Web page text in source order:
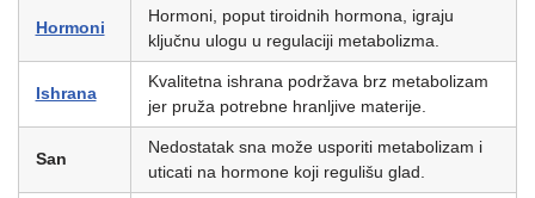
Hormoni
Hormoni, poput tiroidnih hormona, igraju
ključnu ulogu u regulaciji metabolizma.
Ishrana
Kvalitetna ishrana podržava brz metabolizam
jer pruža potrebne hranljive materije.
San
Nedostatak sna može usporiti metabolizam i
uticati na hormone koji regulišu glad.